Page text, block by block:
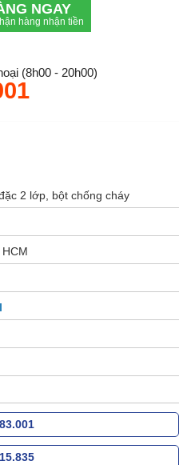
NGAY
hàng nhận tiền
(8h00 - 20h00)
2 lớp, bột chống cháy